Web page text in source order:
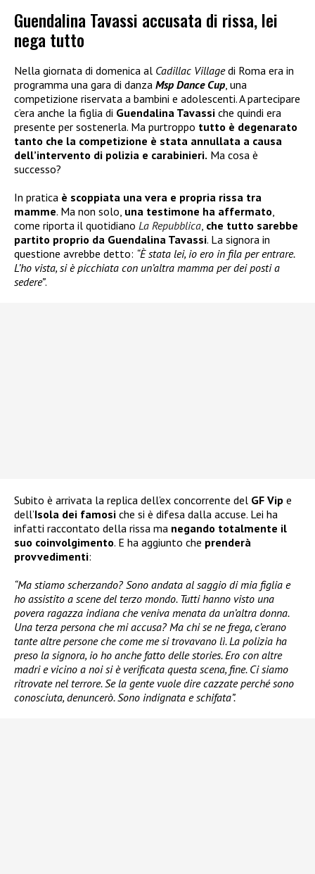
Guendalina Tavassi accusata di rissa, lei
nega tutto
Nella giornata di domenica al Cadillac Villagedi Roma era in
programma una gara di danza Msp Dance Cup, una
competizione riservata a bambini e adolescenti. A partecipare
c’era anche la figlia di Guendalina Tavassi che quindi era
presente per sostenerla. Ma purtroppo tutto è degenarato
tanto che la competizione è stata annullata a causa
dell’intervento di polizia e carabinieri. Ma cosa è
successo?
In pratica è scoppiata una vera e propria rissa tra
mamme. Ma non solo, una testimone ha affermato,
come riporta il quotidiano La Repubblica, che tutto sarebbe
partito proprio da Guendalina Tavassi. La signora in
questione avrebbe detto: “È stata lei, io ero in fila per entrare.
L’ho vista, si è picchiata con un’altra mamma per dei posti a
sedere”.
Subito è arrivata la replica dell’ex concorrente del GF Vip e
dell’Isola dei famosi che si è difesa dalla accuse. Lei ha
infatti raccontato della rissa ma negando totalmente il
suo coinvolgimento. E ha aggiunto che prenderà
provvedimenti:
“Ma stiamo scherzando? Sono andata al saggio di mia figlia e
ho assistito a scene del terzo mondo. Tutti hanno visto una
povera ragazza indiana che veniva menata da un’altra donna.
Una terza persona che mi accusa? Ma chi se ne frega, c’erano
tante altre persone che come me si trovavano lì. La polizia ha
preso la signora, io ho anche fatto delle stories. Ero con altre
madri e vicino a noi si è verificata questa scena, fine. Ci siamo
ritrovate nel terrore. Se la gente vuole dire cazzate perché sono
conosciuta, denuncerò. Sono indignata e schifata”.